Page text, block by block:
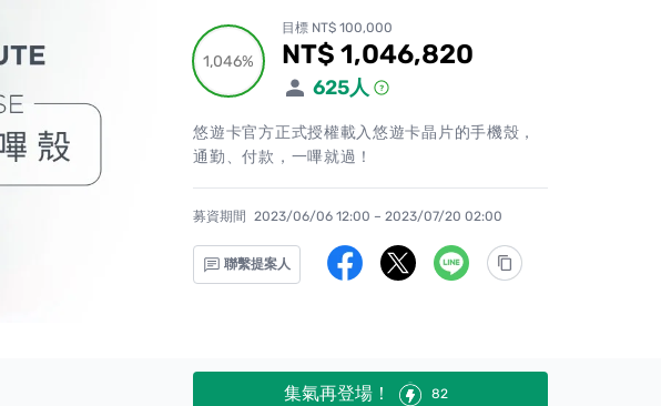
1,046%
1,046%
目標 NT$ 100,000
累計集資金額
NT$ 1,046,820
625人
悠遊卡官方正式授權載入悠遊卡晶片的手機殼，
通勤、付款，一嗶就過！
募資期間 2023/06/06 12:00 – 2023/07/20 02:00
聯繫提案人
集氣再登場！ 82